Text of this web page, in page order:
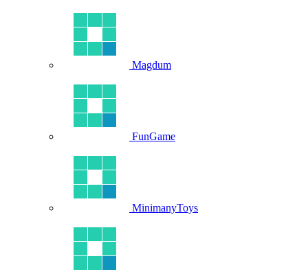
Magdum
FunGame
MinimanyToys